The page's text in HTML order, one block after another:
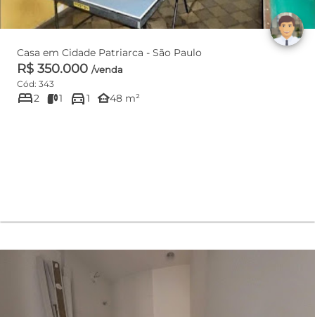
Casa em Cidade Patriarca - São Paulo
R$ 350.000 /venda
Cód: 343
bed2 1 directions_car1 other_houses48 m²